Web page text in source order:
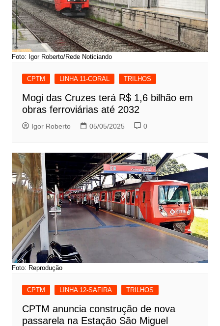
Foto: Igor Roberto/Rede Noticiando
CPTM LINHA 11-CORAL TRILHOS
Mogi das Cruzes terá R$ 1,6 bilhão em
obras ferroviárias até 2032
Igor Roberto 05/05/2025 0
Foto: Reprodução
CPTM LINHA 12-SAFIRA TRILHOS
CPTM anuncia construção de nova
passarela na Estação São Miguel